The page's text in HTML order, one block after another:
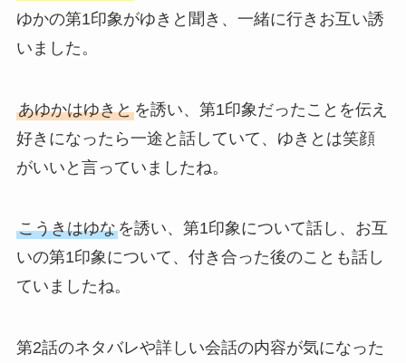
ゆかの第1印象がゆきと聞き、一緒に行きお互い誘
いました。
あゆかはゆきとを誘い、第1印象だったことを伝え
好きになったら一途と話していて、ゆきとは笑顔
がいいと言っていましたね。
こうきはゆなを誘い、第1印象について話し、お互
いの第1印象について、付き合った後のことも話し
ていましたね。
第2話のネタバレや詳しい会話の内容が気になった